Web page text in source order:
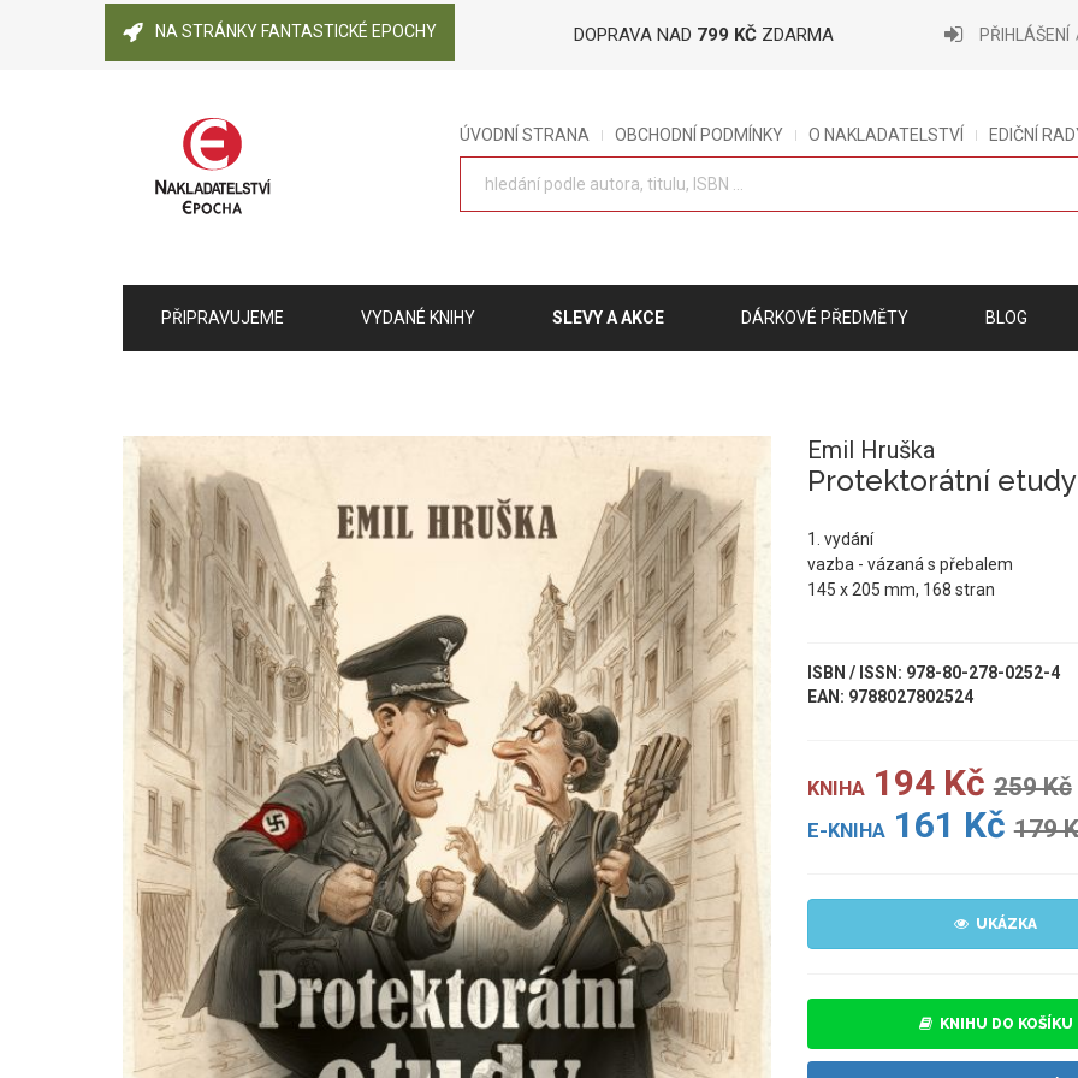
NA STRÁNKY FANTASTICKÉ EPOCHY DOPRAVA NAD 799 KČ ZDARMA PŘIHLÁŠENÍ
ÚVODNÍ STRANA OBCHODNÍ PODMÍNKY O NAKLADATELSTVÍ EDIČNÍ
PŘIPRAVUJEME VYDANÉ KNIHY SLEVY A AKCE DÁRKOVÉ PŘEDMĚTY BLOG
Emil Hruška
Protektorátní etudy
1. vydání
vazba - vázaná s přebalem
145 x 205 mm, 168 stran
ISBN / ISSN: 978-80-278-0252-4
EAN: 9788027802524
KNIHA 194 Kč 259 Kč
E-KNIHA 161 Kč 179
UKÁZKA
KNIHU DO KOŠÍKU